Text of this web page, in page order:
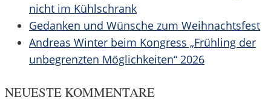
nicht im Kühlschrank
Gedanken und Wünsche zum Weihnachtsfest
Andreas Winter beim Kongress „Frühling der
unbegrenzten Möglichkeiten“ 2026
NEUESTE KOMMENTARE